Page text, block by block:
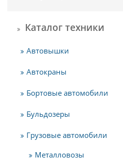
Каталог техники
Автовышки
Автокраны
Бортовые автомобили
Бульдозеры
Грузовые автомобили
Металловозы